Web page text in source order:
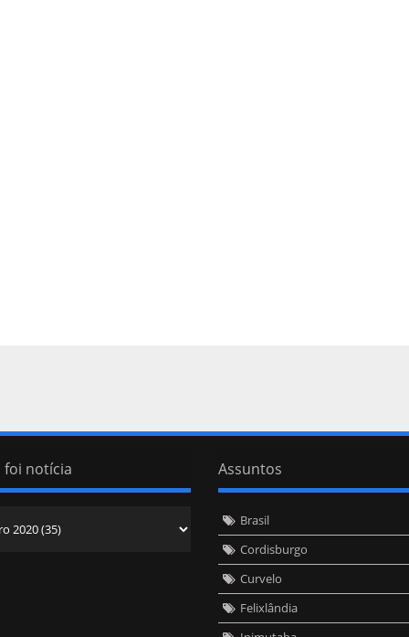
foi notícia Assuntos
Brasil
Cordisburgo
Curvelo
Felixlândia